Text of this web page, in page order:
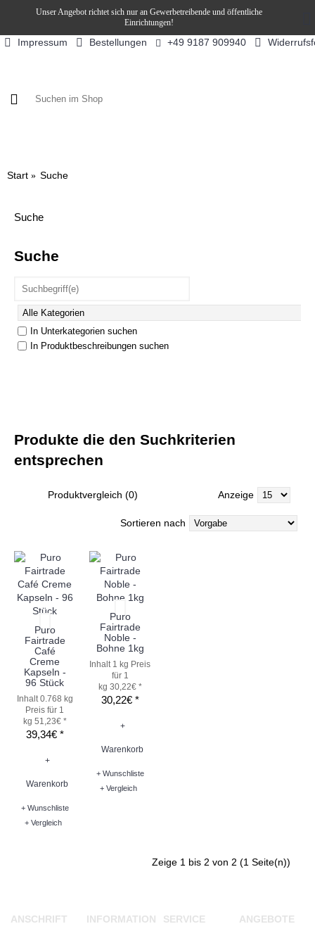
Unser Angebot richtet sich nur an Gewerbetreibende und öffentliche
Einrichtungen!
Impressum Bestellungen +49 9187 909940
Start Suche
Suche
Suche
In Unterkategorien suchen
In Produktbeschreibungen suchen
Produkte die den Suchkriterien
entsprechen
Produktvergleich (0) Anzeige
Sortieren nach
Puro
Fairtrade
Café
Creme
Kapseln -
96 Stück
Inhalt 0.768 kg
Preis für 1
kg 51,23€ *
39,34€ *
+
Warenkorb
+ Wunschliste
+ Vergleich
Puro
Fairtrade
Noble -
Bohne 1kg
Inhalt 1 kg Preis
für 1
kg 30,22€ *
30,22€ *
+
Warenkorb
+ Wunschliste
+ Vergleich
Zeige 1 bis 2 von 2 (1 Seite(n))
ANSCHRIFT
INFORMATION SERVICE ANGEBOTE